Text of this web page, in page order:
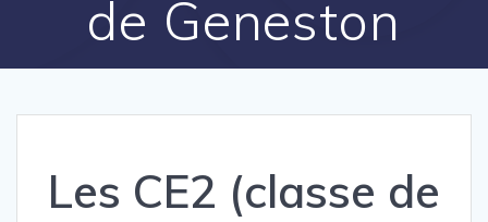
de Geneston
Les CE2 (classe de